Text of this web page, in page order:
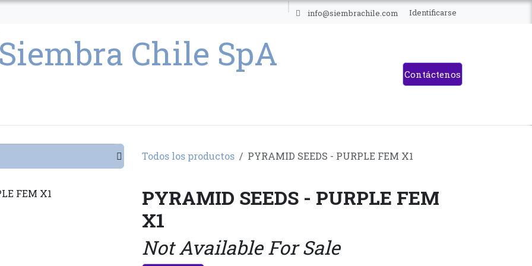
info@siembrachile.com Identificarse
Contáctenos
Todos los productos PYRAMID SEEDS - PURPLE FEM X1
PYRAMID SEEDS - PURPLE FEM
X1
Not Available For Sale